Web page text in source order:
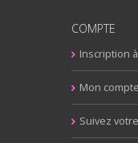
COMPTE
Inscription
Mon compte
Suivez